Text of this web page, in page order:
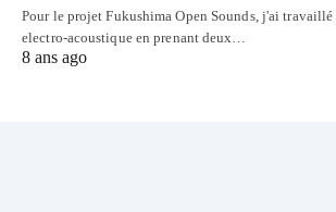
Pour le projet Fukushima Open Sounds, j'ai
electro-acoustique en prenant deux…
8 ans ago